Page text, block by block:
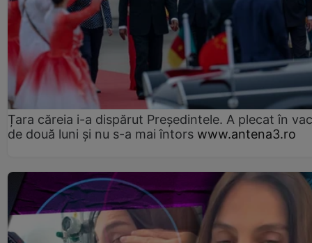
Țara căreia i-a dispărut Președintele. A plecat în
de două luni și nu s-a mai întors www.antena3.ro